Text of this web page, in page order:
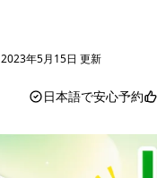
2023年5月15日 更新
日本語で安心予約